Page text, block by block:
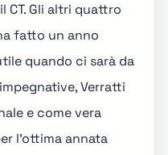
CT. Gli altri quattro
fatto un anno
quando ci sarà da
Verratti
e come vera
l'ottima annata